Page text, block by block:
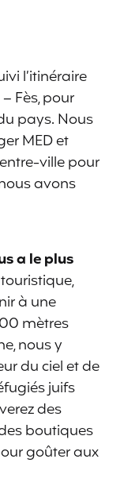
l’itinéraire
Fès, pour
pays. Nous
MED et
ville pour
avons
a le plus
à une
mètres
nous y
du ciel et de
juifs
des
boutiques
goûter aux